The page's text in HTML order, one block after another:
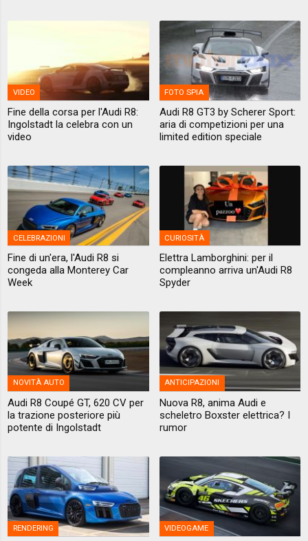
VIDEO
Fine della corsa per l'Audi R8:
Ingolstadt la celebra con un
video
FOTO SPIA
Audi R8 GT3 by Scherer Sport:
aria di competizioni per una
limited edition speciale
CELEBRAZIONI
Fine di un'era, l'Audi R8 si
congeda alla Monterey Car
Week
CURIOSITÀ
Elettra Lamborghini: per il
compleanno arriva un'Audi R8
Spyder
NOVITÀ AUTO
Audi R8 Coupé GT, 620 CV per
la trazione posteriore più
potente di Ingolstadt
ANTICIPAZIONI
Nuova R8, anima Audi e
scheletro Boxster elettrica? I
rumor
RENDERING VIDEOGAME